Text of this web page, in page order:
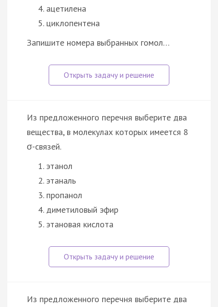
ацетилена
циклопентена
Запишите номера выбранных гомол…
Из предложенного перечня выберите два
вещества, в молекулах которых имеется 8
σ-связей.
этанол
этаналь
пропанол
диметиловый эфир
этановая кислота
Из предложенного перечня выберите два